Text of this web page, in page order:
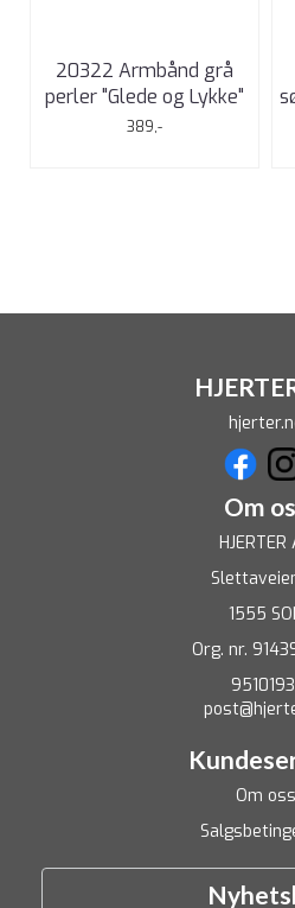
20322 Armbånd grå
perler "Glede og Lykke"
389,-
Om
HJERTER
1555
Org. nr.
Om oss